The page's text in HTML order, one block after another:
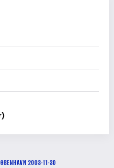
2003-11-30